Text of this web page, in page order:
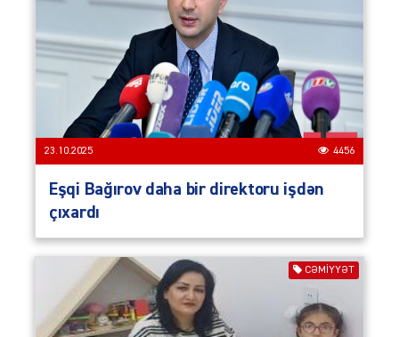
23.10.2025 4456
Eşqi Bağırov daha bir direktoru işdən
çıxardı
CƏMIYYƏT